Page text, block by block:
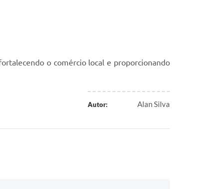
o comércio local e proporcionando
Autor: Alan Silva